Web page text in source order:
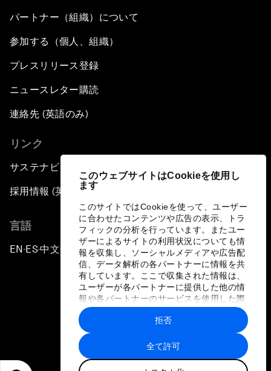
このウェブサイトはCookieを使用し
ます
このサイトではCookieを使って、ユーザー
に合わせたコンテンツや広告の表示、トラ
フィックの分析を行っています。またユー
ザーによるサイトの利用状況についても情
報を収集し、ソーシャルメディアや広告配
信、データ解析の各パートナーに情報を共
有しています。ここで収集された情報は、
ユーザーが各パートナーに提供した他の情
報や各パートナーのサービスを使用した際
に収集された情報と組み合わされ、各パー
トナーによって使用されることがありま
す。
全て許可
拒否
パートナー（組織）について
参加する（個人、組織）
プレスリリース登録
ニュースレター購読
連絡先 (英語のみ)
リンク
サステナビリティへの取り組み
採用情報 (英語のみ)
言語
EN ▪ ES▪中文▪ 日本語
プライバシーポリシーと利用規約
サイトマップ